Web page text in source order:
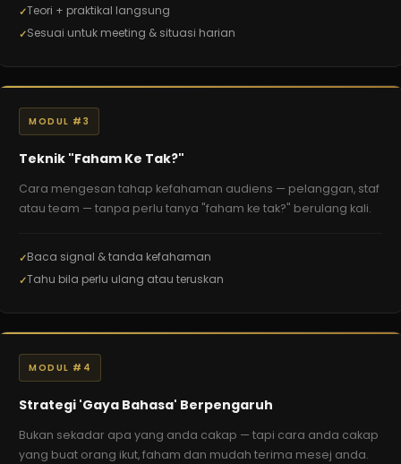
Teori + praktikal langsung
Sesuai untuk meeting & situasi harian
MODUL #3
Teknik "Faham Ke Tak?"
Cara mengesan tahap kefahaman audiens — pelanggan, staf
atau team — tanpa perlu tanya "faham ke tak?" berulang kali.
Baca signal & tanda kefahaman
Tahu bila perlu ulang atau teruskan
MODUL #4
Strategi 'Gaya Bahasa' Berpengaruh
Bukan sekadar apa yang anda cakap — tapi cara anda cakap
yang buat orang ikut, faham dan mudah terima mesej anda.